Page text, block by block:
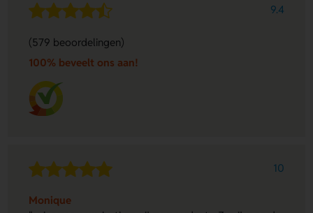
9.4
(579 beoordelingen)
100% beveelt ons aan!
10
Monique